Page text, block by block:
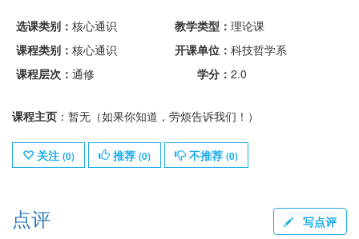
选课类别： 核心通识 教学类型： 理论课
课程类别： 核心通识 开课单位： 科技哲学系
课程层次： 通修 学分： 2.0
课程主页 ：暂无（如果你知道，劳烦告诉我们！）
关注 (0) 推荐 (0) 不推荐 (0)
点评 写点评